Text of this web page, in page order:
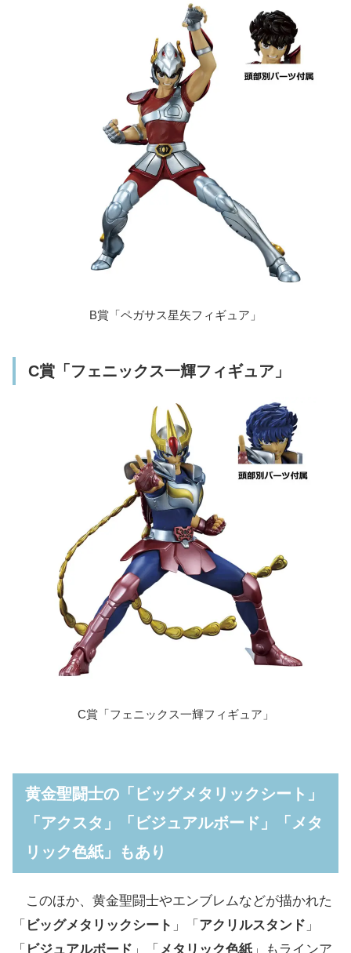
B賞「ペガサス星矢フィギュア」
C賞「フェニックス一輝フィギュア」
C賞「フェニックス一輝フィギュア」
黄金聖闘士の「ビッグメタリックシート」
「アクスタ」「ビジュアルボード」「メタ
リック色紙」もあり
このほか、黄金聖闘士やエンブレムなどが描かれた
「 ビッグメタリックシート 」「 アクリルスタンド 」
「 ビジュアルボード 」「 メタリック色紙 」もラインア